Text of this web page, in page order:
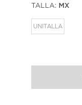
TALLA: MX
UNITALLA